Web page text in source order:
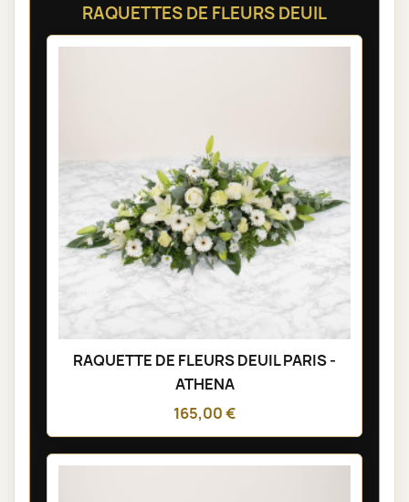
RAQUETTES DE FLEURS DEUIL
RAQUETTE DE FLEURS DEUIL PARIS -
ATHENA
165,00 €